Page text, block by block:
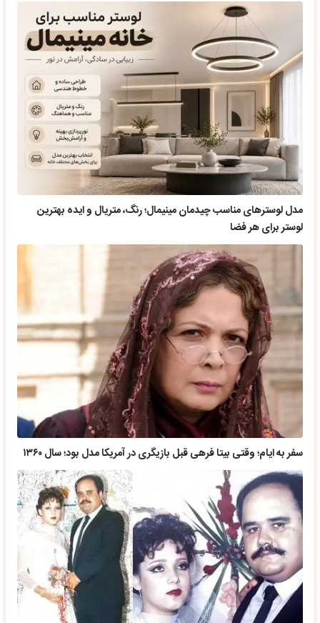
مدل لوسترهای مناسب چیدمان مینیمال؛ رنگ، متریال و ایده بهترین
لوستر برای هر فضا
سفر به ایام؛ وقتی بیتا فرهی قبل بازیگری در آمریکا مدل بود؛ سال ۱۳۶۰